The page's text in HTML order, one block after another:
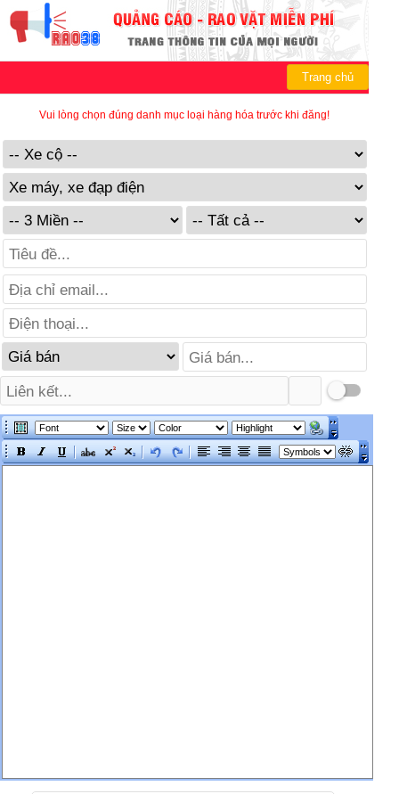
Trang chủ
Vui lòng chọn đúng danh mục loại hàng hóa trước khi đăng!